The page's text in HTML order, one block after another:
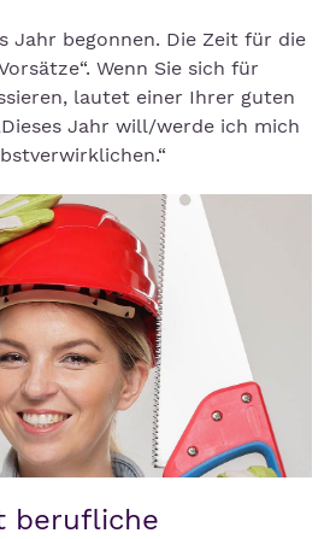
Jahr begonnen. Die Zeit für die
Wenn Sie sich für
lautet einer Ihrer guten
Jahr will/werde ich mich
berufliche